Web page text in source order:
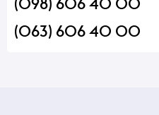
(063) 606 40 00